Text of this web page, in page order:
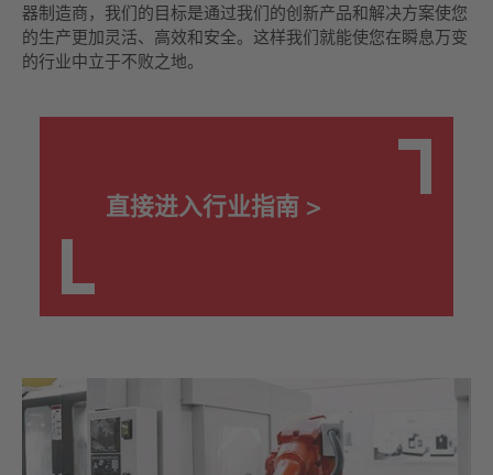
器制造商，我们的目标是通过我们的创新产品和解决方案使您
的生产更加灵活、高效和安全。这样我们就能使您在瞬息万变
的行业中立于不败之地。
直接进入行业指南 >